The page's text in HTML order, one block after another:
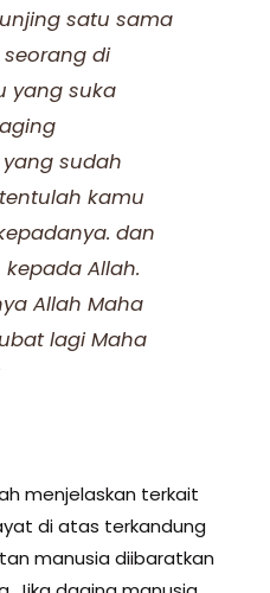
satu sama
di
yang suka
sudah
kamu
dan
Allah.
Allah Maha
lagi Maha
menjelaskan terkait
di atas terkandung
manusia diibaratkan